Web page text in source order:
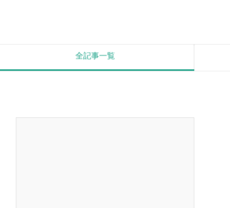
全記事一覧